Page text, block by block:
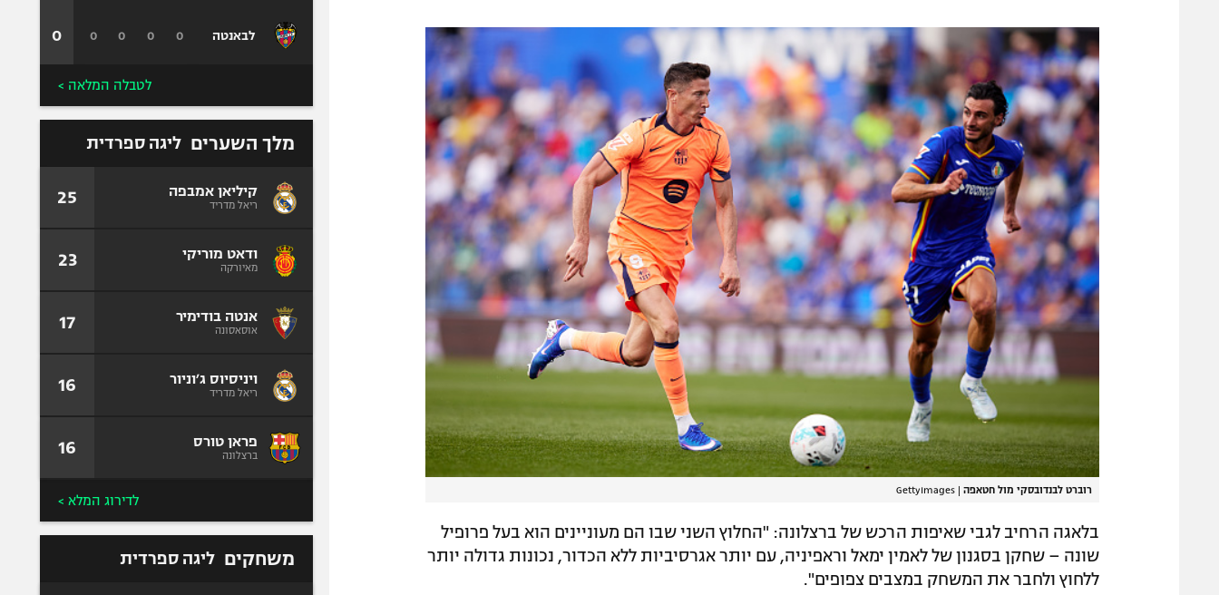
רוברט לבנדובסקי מול חטאפה |
GettyImages
בלאגה הרחיב לגבי שאיפות הרכש של ברצלונה: "החלוץ השני שבו הם מעוניינים הוא בעל פרופיל
שונה – שחקן בסגנון של לאמין ימאל וראפיניה, עם יותר אגרסיביות ללא הכדור, נכונות גדולה יותר
ללחוץ ולחבר את המשחק במצבים צפופים".
לבאנטה 0
0
0
0
0
לטבלה המלאה >
מלך השערים ליגה ספרדית
קיליאן אמבפה
ריאל מדריד 25
ודאט מוריקי
מאיורקה 23
אנטה בודימיר
אוסאסונה 17
ויניסיוס ג׳וניור
ריאל מדריד 16
פראן טורס
ברצלונה 16
לדירוג המלא >
משחקים ליגה ספרדית